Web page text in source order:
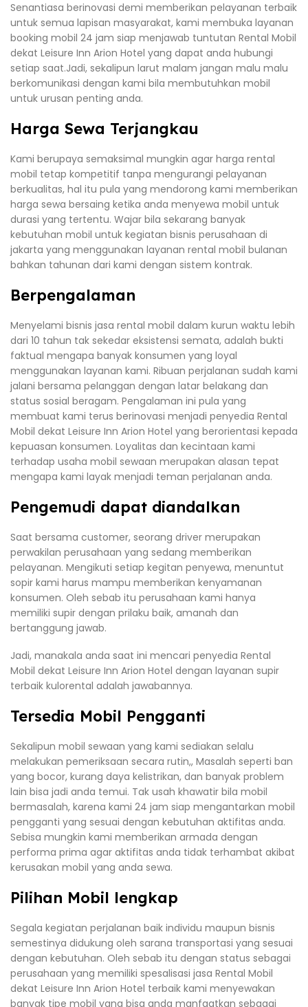
Senantiasa berinovasi demi memberikan pelayanan terbaik
untuk semua lapisan masyarakat, kami membuka layanan
booking mobil 24 jam siap menjawab tuntutan Rental Mobil
dekat Leisure Inn Arion Hotel yang dapat anda hubungi
setiap saat.Jadi, sekalipun larut malam jangan malu malu
berkomunikasi dengan kami bila membutuhkan mobil
untuk urusan penting anda.
Harga Sewa Terjangkau
Kami berupaya semaksimal mungkin agar harga rental
mobil tetap kompetitif tanpa mengurangi pelayanan
berkualitas, hal itu pula yang mendorong kami memberikan
harga sewa bersaing ketika anda menyewa mobil untuk
durasi yang tertentu. Wajar bila sekarang banyak
kebutuhan mobil untuk kegiatan bisnis perusahaan di
jakarta yang menggunakan layanan rental mobil bulanan
bahkan tahunan dari kami dengan sistem kontrak.
Berpengalaman
Menyelami bisnis jasa rental mobil dalam kurun waktu lebih
dari 10 tahun tak sekedar eksistensi semata, adalah bukti
faktual mengapa banyak konsumen yang loyal
menggunakan layanan kami. Ribuan perjalanan sudah kami
jalani bersama pelanggan dengan latar belakang dan
status sosial beragam. Pengalaman ini pula yang
membuat kami terus berinovasi menjadi penyedia Rental
Mobil dekat Leisure Inn Arion Hotel yang berorientasi kepada
kepuasan konsumen. Loyalitas dan kecintaan kami
terhadap usaha mobil sewaan merupakan alasan tepat
mengapa kami layak menjadi teman perjalanan anda.
Pengemudi dapat diandalkan
Saat bersama customer, seorang driver merupakan
perwakilan perusahaan yang sedang memberikan
pelayanan. Mengikuti setiap kegitan penyewa, menuntut
sopir kami harus mampu memberikan kenyamanan
konsumen. Oleh sebab itu perusahaan kami hanya
memiliki supir dengan prilaku baik, amanah dan
bertanggung jawab.
Jadi, manakala anda saat ini mencari penyedia Rental
Mobil dekat Leisure Inn Arion Hotel dengan layanan supir
terbaik kulorental adalah jawabannya.
Tersedia Mobil Pengganti
Sekalipun mobil sewaan yang kami sediakan selalu
melakukan pemeriksaan secara rutin,, Masalah seperti ban
yang bocor, kurang daya kelistrikan, dan banyak problem
lain bisa jadi anda temui. Tak usah khawatir bila mobil
bermasalah, karena kami 24 jam siap mengantarkan mobil
pengganti yang sesuai dengan kebutuhan aktifitas anda.
Sebisa mungkin kami memberikan armada dengan
performa prima agar aktifitas anda tidak terhambat akibat
kerusakan mobil yang anda sewa.
Pilihan Mobil lengkap
Segala kegiatan perjalanan baik individu maupun bisnis
semestinya didukung oleh sarana transportasi yang sesuai
dengan kebutuhan. Oleh sebab itu dengan status sebagai
perusahaan yang memiliki spesalisasi jasa Rental Mobil
dekat Leisure Inn Arion Hotel terbaik kami menyewakan
banyak tipe mobil yang bisa anda manfaatkan sebagai